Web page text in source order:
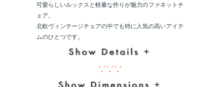
可愛らしいルックスと軽量な作りが魅力のファネットチ
ェア。
北欧ヴィンテージチェアの中でも特に人気の高いアイテ
ムのひとつです。
∵∵∵